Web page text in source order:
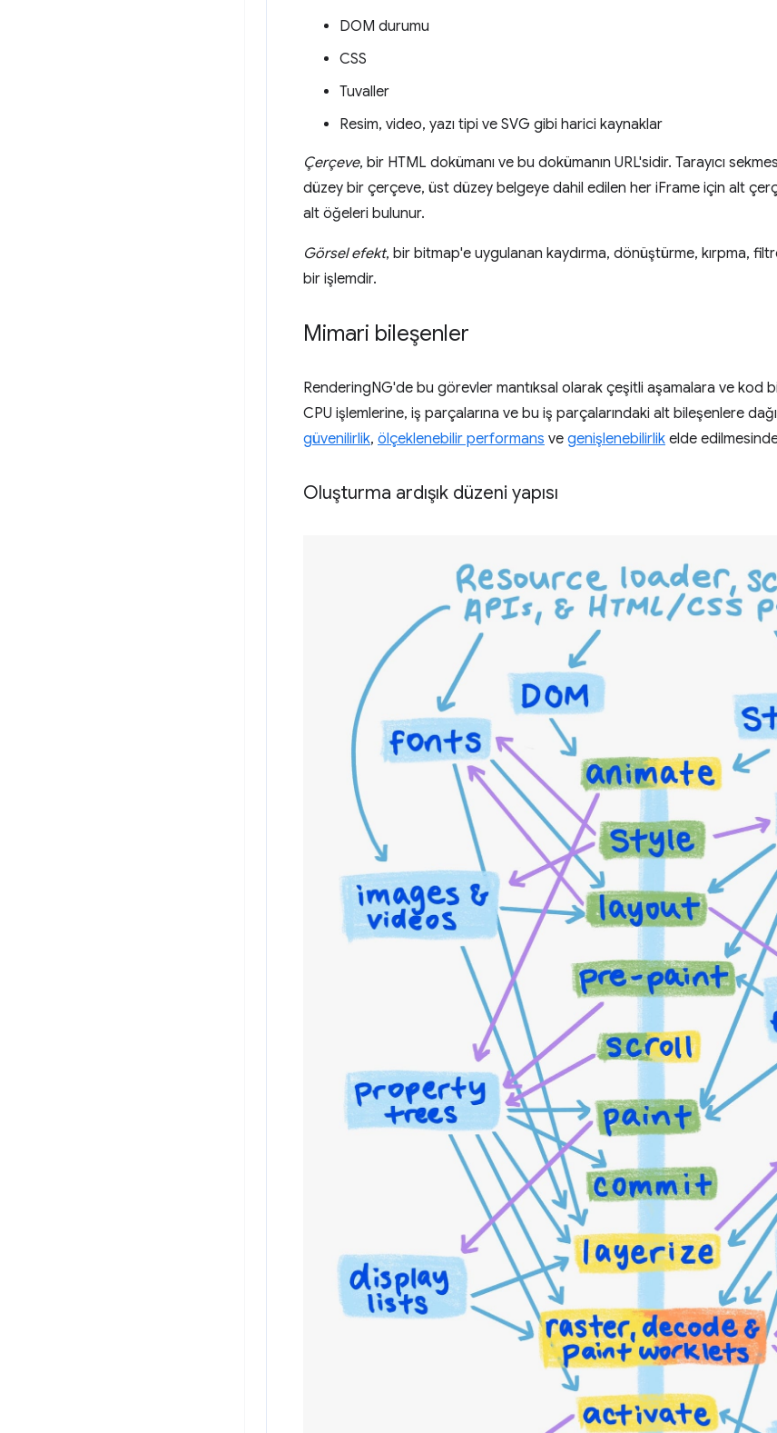
DOM durumu
CSS
Tuvaller
Resim, video, yazı tipi ve SVG gibi harici kaynaklar
Çerçeve, bir HTML dokümanı ve bu dokümanın URL'sidir. Tarayıcı
düzey bir çerçeve, üst düzey belgeye dahil edilen her iFrame için alt
alt öğeleri bulunur.
Görsel efekt, bir bitmap'e uygulanan kaydırma, dönüştürme, kırpma,
bir işlemdir.
Mimari bileşenler
RenderingNG'de bu görevler mantıksal olarak çeşitli aşamalara ve kod
CPU işlemlerine, iş parçalarına ve bu iş parçalarındaki alt bileşenlere
güvenilirlik, ölçeklenebilir performans ve genişlenebilirlik elde
Oluşturma ardışık düzeni yapısı